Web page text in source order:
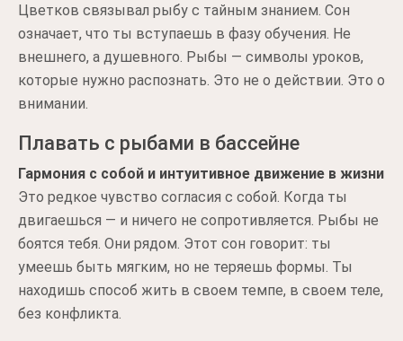
Цветков связывал рыбу с тайным знанием. Сон
означает, что ты вступаешь в фазу обучения. Не
внешнего, а душевного. Рыбы — символы уроков,
которые нужно распознать. Это не о действии. Это о
внимании.
Плавать с рыбами в бассейне
Гармония с собой и интуитивное движение в жизни
Это редкое чувство согласия с собой. Когда ты
двигаешься — и ничего не сопротивляется. Рыбы не
боятся тебя. Они рядом. Этот сон говорит: ты
умеешь быть мягким, но не теряешь формы. Ты
находишь способ жить в своем темпе, в своем теле,
без конфликта.